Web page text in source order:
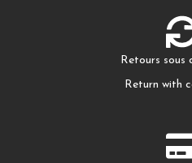
Retours sous
Return with